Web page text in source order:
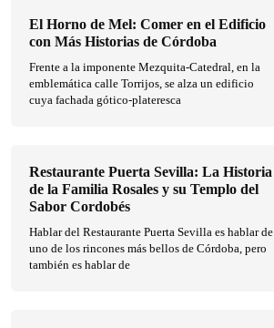
El Horno de Mel: Comer en el Edificio
con Más Historias de Córdoba
Frente a la imponente Mezquita-Catedral, en la
emblemática calle Torrijos, se alza un edificio
cuya fachada gótico-plateresca
Restaurante Puerta Sevilla: La Historia
de la Familia Rosales y su Templo del
Sabor Cordobés
Hablar del Restaurante Puerta Sevilla es hablar de
uno de los rincones más bellos de Córdoba, pero
también es hablar de